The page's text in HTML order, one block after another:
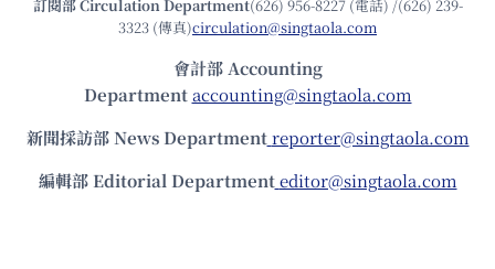
訂閱部 Circulation Department(626) 956-8227 (電話) /(626) 239-
3323 (傳真)circulation@singtaola.com
會計部 Accounting
Department accounting@singtaola.com
新聞採訪部 News Department reporter@singtaola.com
編輯部 Editorial Department editor@singtaola.com